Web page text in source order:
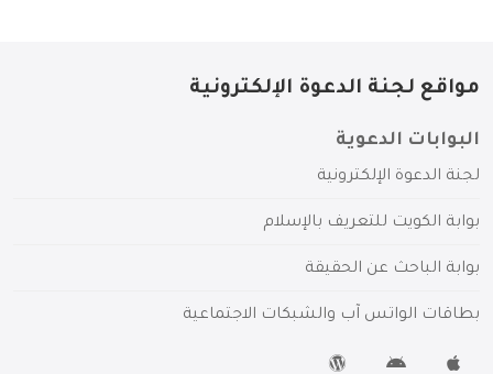
مواقع لجنة الدعوة الإلكترونية
البوابات الدعوية
لجنة الدعوة الإلكترونية
بوابة الكويت للتعريف بالإسلام
بوابة الباحث عن الحقيقة
بطاقات الواتس آب والشبكات الاجتماعية